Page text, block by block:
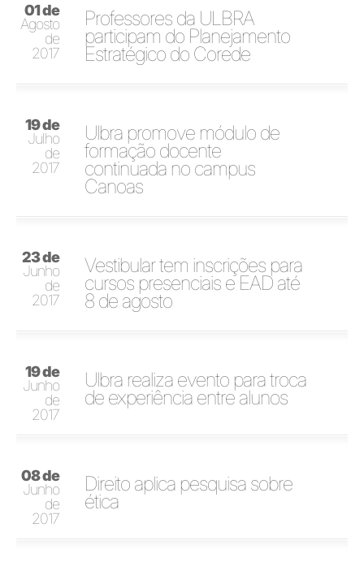
01 de
Agosto
de
2017
Professores da ULBRA
participam do Planejamento
Estratégico do Corede
19 de
Julho
de
2017
Ulbra promove módulo de
formação docente
continuada no campus
Canoas
23 de
Junho
de
2017
Vestibular tem inscrições para
cursos presenciais e EAD até
8 de agosto
19 de
Junho
de
2017
Ulbra realiza evento para troca
de experiência entre alunos
08 de
Junho
de
2017
Direito aplica pesquisa sobre
ética